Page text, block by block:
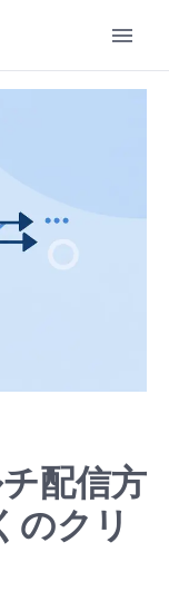
配信方
のクリ